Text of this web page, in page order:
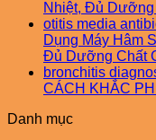
Nhiệt, Đủ
otitis media
Dụng Máy Hâm
Đủ Dưỡng Chất
bronchitis
CÁCH KHẮC
Danh mục